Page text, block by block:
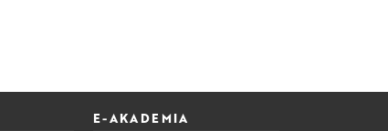
E-AKADEMIA